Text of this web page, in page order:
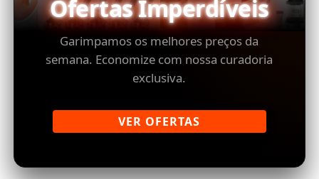
Ofertas Imperdíveis
Garimpamos os melhores preços da
semana. Economize com nossa curadoria
exclusiva.
VER OFERTAS